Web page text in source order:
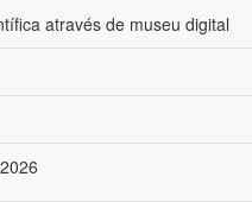
através de museu digital